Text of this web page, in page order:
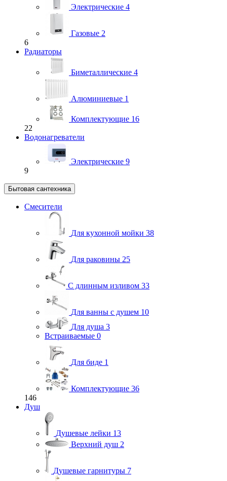
Электрические 4
Газовые 2
6
Радиаторы
Биметаллические 4
Алюминиевые 1
Комплектующие 16
22
Водонагреватели
Электрические 9
9
Бытовая сантехника
Смесители
Для кухонной мойки 38
Для раковины 25
С длинным изливом 33
Для ванны с душем 10
Для душа 3
Встраиваемые 0
Для биде 1
Комплектующие 36
146
Душ
Душевые лейки 13
Верхний душ 2
Душевые гарнитуры 7